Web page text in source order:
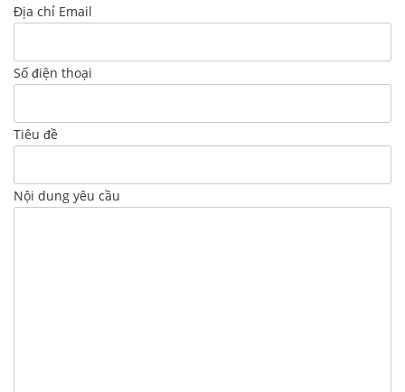
Địa chỉ Email
Số điện thoại
Tiêu đề
Nội dung yêu cầu